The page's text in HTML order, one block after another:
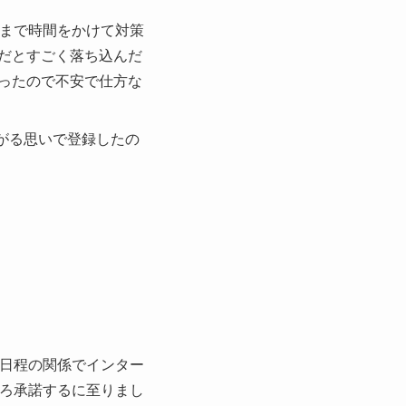
で時間をかけて対策
とすごく落ち込んだ
たので不安で仕方な
る思いで登録したの
程の関係でインター
承諾するに至りまし